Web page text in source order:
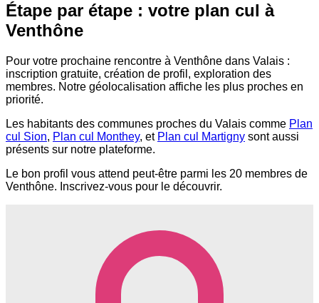
Étape par étape : votre plan cul à
Venthône
Pour votre prochaine rencontre à Venthône dans Valais :
inscription gratuite, création de profil, exploration des
membres. Notre géolocalisation affiche les plus proches en
priorité.
Les habitants des communes proches du Valais comme Plan
cul Sion, Plan cul Monthey, et Plan cul Martigny sont aussi
présents sur notre plateforme.
Le bon profil vous attend peut-être parmi les 20 membres de
Venthône. Inscrivez-vous pour le découvrir.